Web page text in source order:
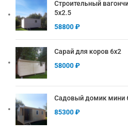
Строительный
5х2.5
58800₽
Сарай для коров 6х2
58000₽
Садовый домик мини
85300₽